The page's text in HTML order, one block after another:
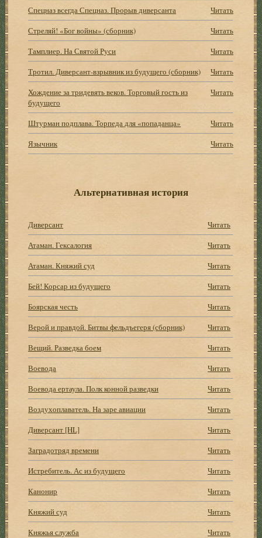
Спецназ всегда Спецназ. Прорыв диверсанта
Читать
Стреляй! «Бог войны» (сборник)
Читать
Тамплиер. На Святой Руси
Читать
Тротил. Диверсант-взрывник из будущего (сборник)
Читать
Хождение за тридевять веков. Торговый гость из
будущего
Читать
Штурман подплава. Торпеда для «попаданца»
Читать
Язычник
Читать
Альтернативная история
Диверсант
Читать
Атаман. Гексалогия
Читать
Атаман. Княжий суд
Читать
Бей! Корсар из будущего
Читать
Боярская честь
Читать
Верой и правдой. Битвы фельдъегеря (сборник)
Читать
Вещий. Разведка боем
Читать
Воевода
Читать
Воевода ертаула. Полк конной разведки
Читать
Воздухоплаватель. На заре авиации
Читать
Диверсант [HL]
Читать
Заградотряд времени
Читать
Истребитель. Ас из будущего
Читать
Канонир
Читать
Княжий суд
Читать
Княжья служба
Читать